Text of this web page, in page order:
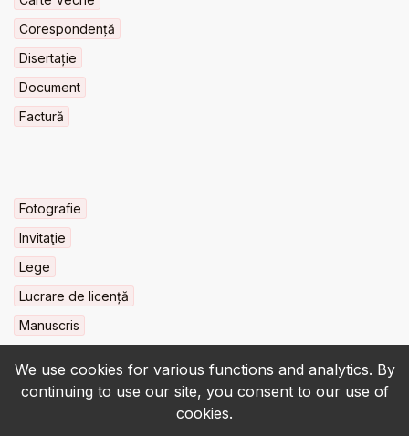
We use cookies for various functions and analytics. By
continuing to use our site, you consent to our use of
cookies.
Corespondență
Disertație
Document
Factură
Fotografie
Invitaţie
Lege
Lucrare de licență
Manuscris